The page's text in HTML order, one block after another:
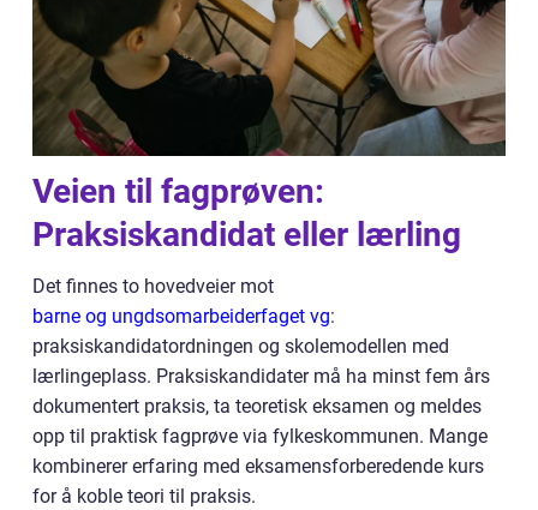
Veien til fagprøven:
Praksiskandidat eller lærling
Det finnes to hovedveier mot
barne og ungdsomarbeiderfaget vg:
praksiskandidatordningen og skolemodellen med
lærlingeplass. Praksiskandidater må ha minst fem års
dokumentert praksis, ta teoretisk eksamen og meldes
opp til praktisk fagprøve via fylkeskommunen. Mange
kombinerer erfaring med eksamensforberedende kurs
for å koble teori til praksis.